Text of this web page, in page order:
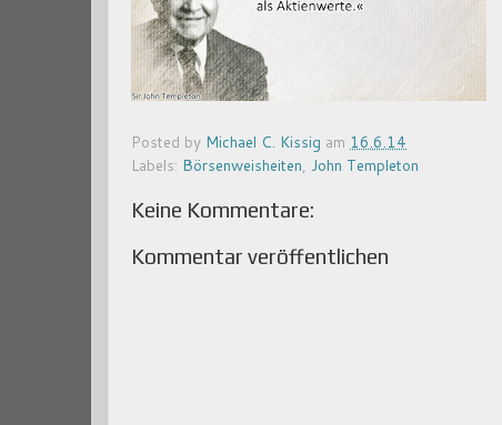
Posted by Michael C. Kissig am 16.6.14
Labels: Börsenweisheiten, John Templeton
Keine Kommentare:
Kommentar veröffentlichen